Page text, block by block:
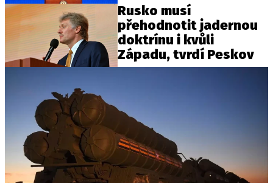
Rusko musí
přehodnotit jadernou
doktrínu i kvůli
Západu, tvrdí Peskov